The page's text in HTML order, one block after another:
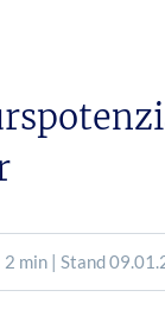
2 min | Stand